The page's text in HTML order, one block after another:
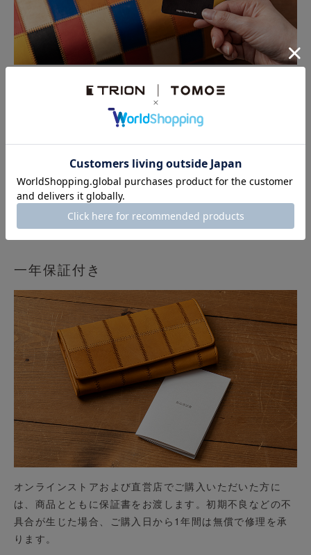
※ご使用時の注意点
野球グローブの素上げグラブレザーを使用しているため、
加工された革と比べて色落ちや色移りがしやすい特性があ
また、素材の自然な風合いを大切にしているため、製品に
は多少の色むらや傷が見られる場合がありますが、不良品
ではございません。あらかじめご了承ください。
一年保証付き
オンラインストアおよび直営店でご購入いただいた方に
は、商品とともに保証書をお渡します。初期不良などの不
具合が生じた場合、ご購入日から1年間は無償で修理を承
ります。